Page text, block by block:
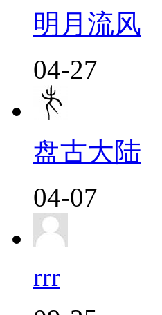
明月流风
04-27
盘古大陆
04-07
rrr